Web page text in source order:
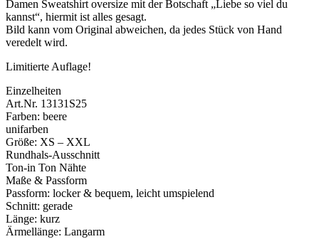
Damen Sweatshirt oversize mit der Botschaft „Liebe so viel du
kannst“, hiermit ist alles gesagt.
Bild kann vom Original abweichen, da jedes Stück von Hand
veredelt wird.
Limitierte Auflage!
Einzelheiten
Art.Nr. 13131S25
Farben: beere
unifarben
Größe: XS – XXL
Rundhals-Ausschnitt
Ton-in Ton Nähte
Maße & Passform
Passform: locker & bequem, leicht umspielend
Schnitt: gerade
Länge: kurz
Ärmellänge: Langarm